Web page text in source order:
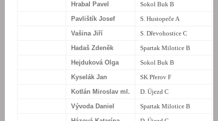
Hrabal Pavel
Sokol Buk B
Pavlištík Josef
S. Hustopeče A
Vašina Jiří
S. Dřevohostice C
Hadaš Zdeněk
Spartak Milotice B
Hejduková Olga
Sokol Buk B
Kyselák Jan
SK Přerov F
Kotlán Miroslav ml.
D. Újezd C
Vývoda Daniel
Spartak Milotice B